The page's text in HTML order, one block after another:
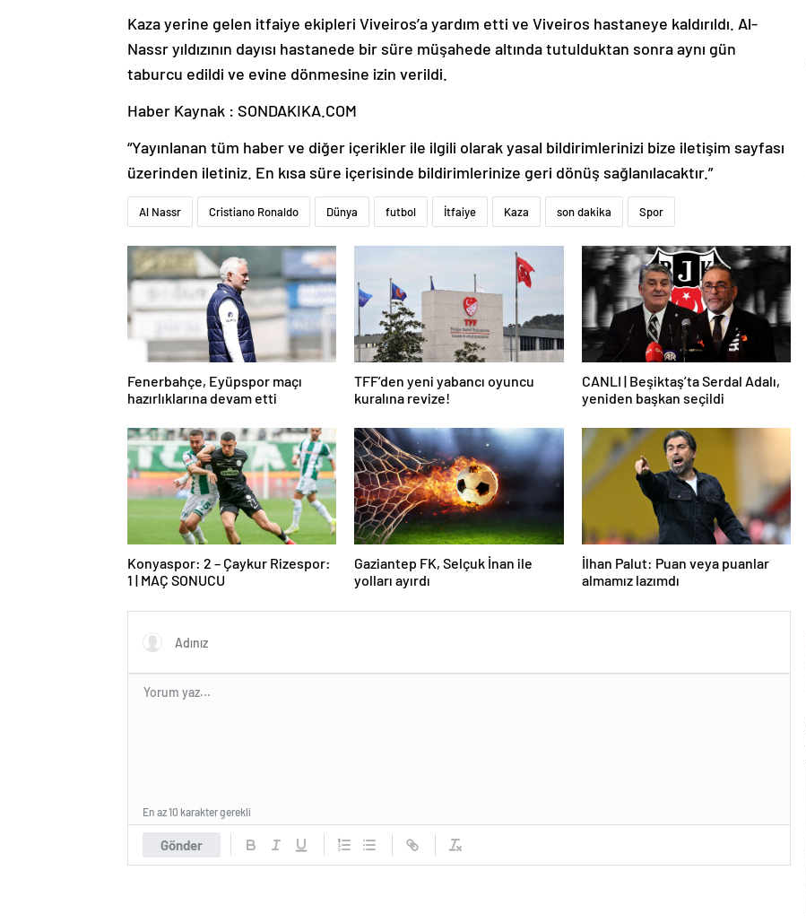
Kaza yerine gelen itfaiye ekipleri Viveiros’a yardım etti ve Viveiros hastaneye kaldırıldı. Al-
Nassr yıldızının dayısı hastanede bir süre müşahede altında tutulduktan sonra aynı gün
taburcu edildi ve evine dönmesine izin verildi.
Haber Kaynak : SONDAKIKA.COM
“Yayınlanan tüm haber ve diğer içerikler ile ilgili olarak yasal bildirimlerinizi bize iletişim sayfası
üzerinden iletiniz. En kısa süre içerisinde bildirimlerinize geri dönüş sağlanılacaktır.”
Al Nassr Cristiano Ronaldo Dünya futbol İtfaiye Kaza son dakika Spor
Fenerbahçe, Eyüpspor maçı
hazırlıklarına devam etti
TFF’den yeni yabancı oyuncu
kuralına revize!
CANLI | Beşiktaş’ta Serdal Adalı,
yeniden başkan seçildi
Konyaspor: 2 – Çaykur Rizespor:
1 | MAÇ SONUCU
Gaziantep FK, Selçuk İnan ile
yolları ayırdı
İlhan Palut: Puan veya puanlar
almamız lazımdı
Gönder
En az 10 karakter gerekli